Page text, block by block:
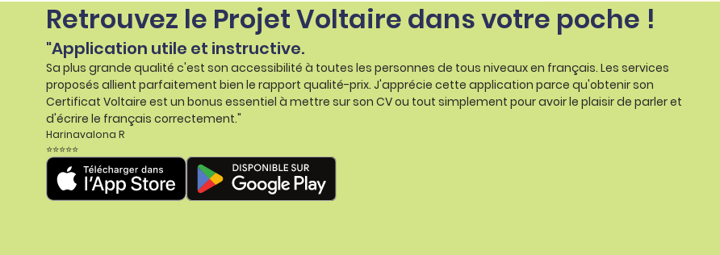
Retrouvez le Projet Voltaire dans votre poche !
"Application utile et instructive.
Sa plus grande qualité c'est son accessibilité à toutes les personnes de tous niveaux en français. Les services
proposés allient parfaitement bien le rapport qualité-prix. J'apprécie cette application parce qu'obtenir son
Certificat Voltaire est un bonus essentiel à mettre sur son CV ou tout simplement pour avoir le plaisir de parler et
d'écrire le français correctement."
Harinavalona R
⭐⭐⭐⭐⭐